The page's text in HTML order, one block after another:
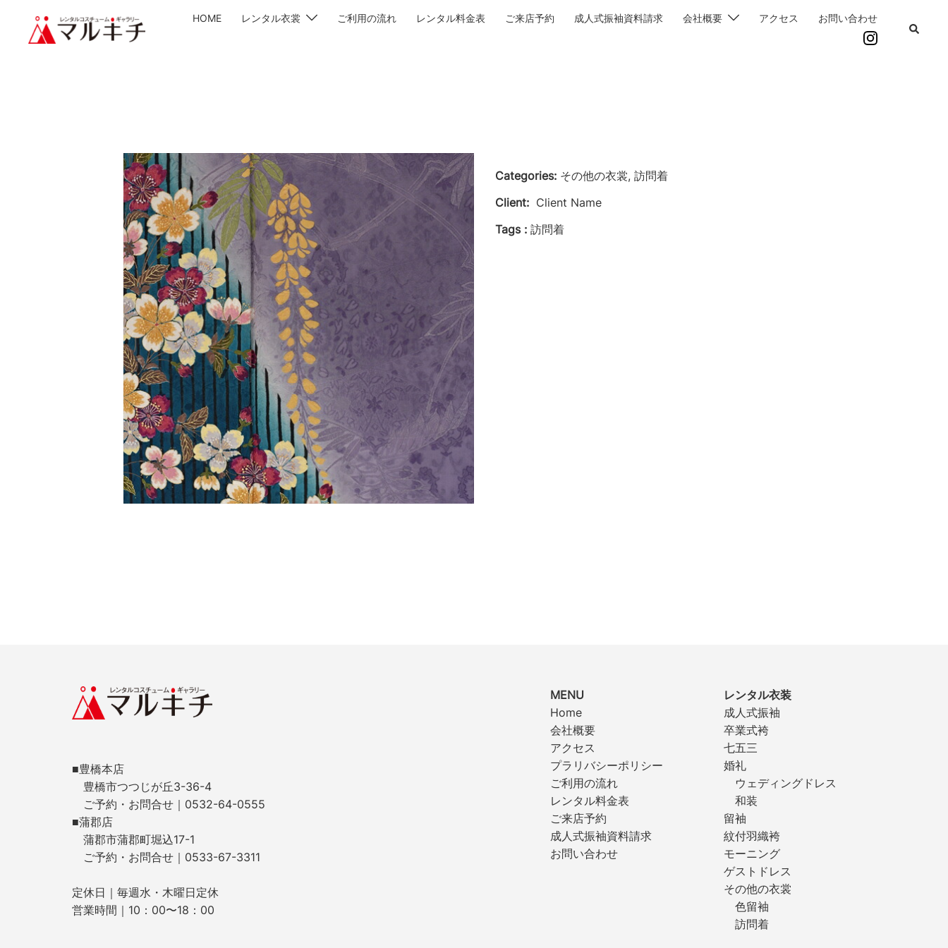
HOME レンタル衣裳 ご利用の流れ レンタル料金表 ご来店予約 成人式振袖資料請求 会社概要 アクセス お問い合わせ
Categories: その他の衣裳, 訪問着
Client: Client Name
Tags : 訪問着
■豊橋本店
豊橋市つつじが丘3-36-4
ご予約・お問合せ｜0532-64-0555
■蒲郡店
蒲郡市蒲郡町堀込17-1
ご予約・お問合せ｜0533-67-3311
定休日｜毎週水・木曜日定休
営業時間｜10：00〜18：00
MENU
Home
会社概要
アクセス
プラリバシーポリシー
ご利用の流れ
レンタル料金表
ご来店予約
成人式振袖資料請求
お問い合わせ
レンタル衣装
成人式振袖
卒業式袴
七五三
婚礼
ウェディングドレス
和装
留袖
紋付羽織袴
モーニング
ゲストドレス
その他の衣裳
色留袖
訪問着